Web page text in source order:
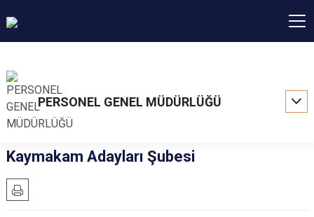
PERSONEL GENEL MÜDÜRLÜĞÜ
Kaymakam Adayları Şubesi